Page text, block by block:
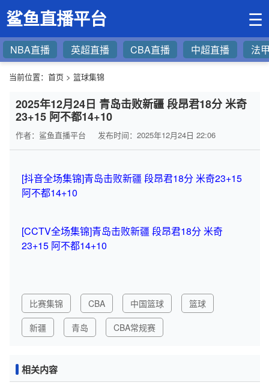
鲨鱼直播平台 ☰
NBA直播 英超直播 CBA直播 中超直播 法
当前位置： 首页 > 篮球集锦
2025年12月24日 青岛击败新疆 段昂君18分 米奇
23+15 阿不都14+10
作者：鲨鱼直播平台 发布时间：2025年12月24日 22:06
[抖音全场集锦]青岛击败新疆 段昂君18分 米奇23+15
阿不都14+10
[CCTV全场集锦]青岛击败新疆 段昂君18分 米奇
23+15 阿不都14+10
比赛集锦 CBA 中国篮球
篮球
新疆
青岛 CBA常规赛
相关内容